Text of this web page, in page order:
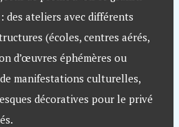
des ateliers avec différents
(écoles, centres aérés,
d’œuvres éphémères ou
manifestations culturelles,
décoratives pour le privé